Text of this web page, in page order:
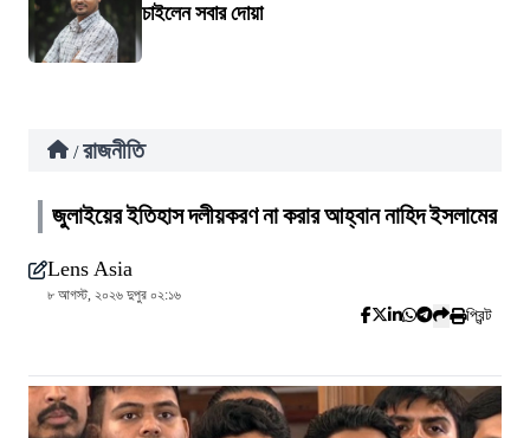
চাইলেন সবার দোয়া
/ রাজনীতি
জুলাইয়ের ইতিহাস দলীয়করণ না করার আহ্বান নাহিদ ইসলামের
Lens Asia
৮ আগস্ট, ২০২৬ দুপুর ০২:১৬
প্রিন্ট